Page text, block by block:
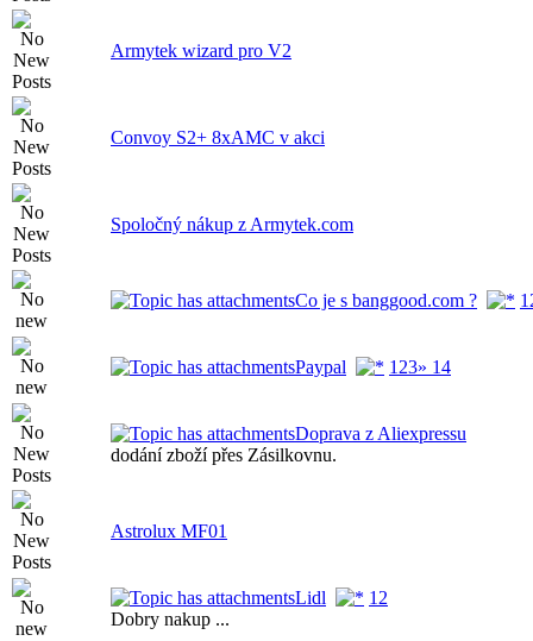
Armytek wizard pro V2
Convoy S2+ 8xAMC v akci
Spoločný nákup z Armytek.com
Co je s banggood.com ? 1
Paypal 1 23» 14
Doprava z Aliexpressu
dodání zboží přes Zásilkovnu.
Astrolux MF01
Lidl 1 2
Dobry nakup ...